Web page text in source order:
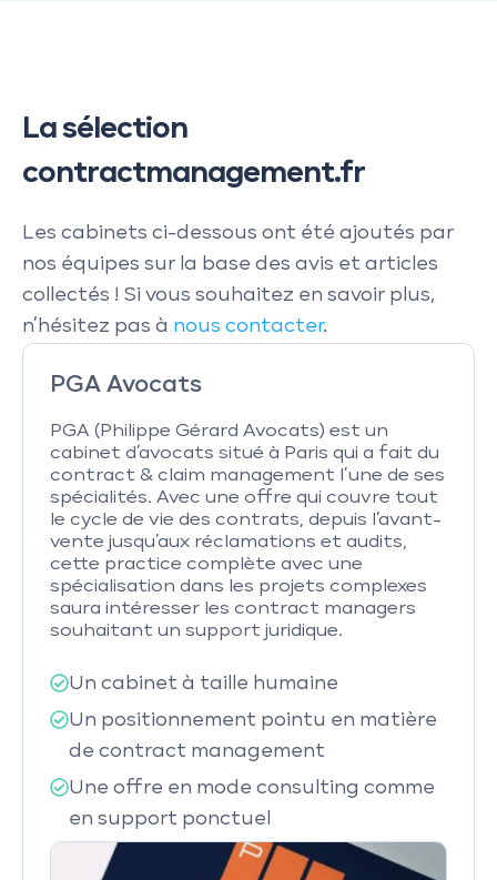
La sélection
contractmanagement.fr
Les cabinets ci-dessous ont été ajoutés par
nos équipes sur la base des avis et articles
collectés ! Si vous souhaitez en savoir plus,
n’hésitez pas à nous contacter.
PGA Avocats
PGA (Philippe Gérard Avocats) est un
cabinet d’avocats situé à Paris qui a fait du
contract & claim management l’une de ses
spécialités. Avec une offre qui couvre tout
le cycle de vie des contrats, depuis l’avant-
vente jusqu’aux réclamations et audits,
cette practice complète avec une
spécialisation dans les projets complexes
saura intéresser les contract managers
souhaitant un support juridique.
Un cabinet à taille humaine
Un positionnement pointu en matière
de contract management
Une offre en mode consulting comme
en support ponctuel